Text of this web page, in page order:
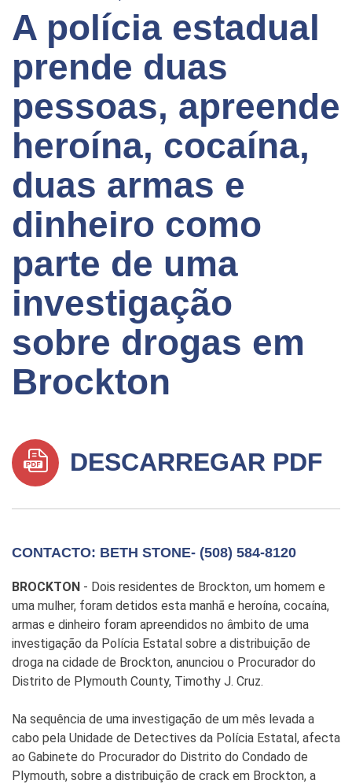
A polícia estadual
prende duas
pessoas, apreende
heroína, cocaína,
duas armas e
dinheiro como
parte de uma
investigação
sobre drogas em
Brockton
DESCARREGAR PDF
CONTACTO: BETH STONE- (508) 584-8120
BROCKTON - Dois residentes de Brockton, um homem e
uma mulher, foram detidos esta manhã e heroína, cocaína,
armas e dinheiro foram apreendidos no âmbito de uma
investigação da Polícia Estatal sobre a distribuição de
droga na cidade de Brockton, anunciou o Procurador do
Distrito de Plymouth County, Timothy J. Cruz.
Na sequência de uma investigação de um mês levada a
cabo pela Unidade de Detectives da Polícia Estatal, afecta
ao Gabinete do Procurador do Distrito do Condado de
Plymouth, sobre a distribuição de crack em Brockton, a